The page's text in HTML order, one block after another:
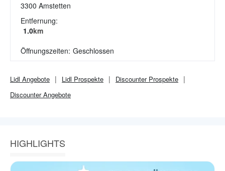
3300 Amstetten
Entfernung:
1.0km
Öffnungszeiten: Geschlossen
Lidl Angebote Lidl Prospekte DiscounterProspekte
DiscounterAngebote
HIGHLIGHTS